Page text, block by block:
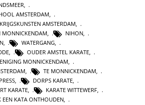
AMSTERDAM
AMSTERDAM
MONNICKENDAM
NIHON
, WATERGANG,
, OUDER AMSTEL KARATE,
MONNICKENDAM,
, TE MONNICKENDAM,
, DORPS KARATE,
KARATE, KARATE WITTEWERF,
EEN KATA ONTHOUDEN,